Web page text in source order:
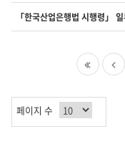
다.「한국산업은행법 시행령」
첫
페
이
전
페이지 수